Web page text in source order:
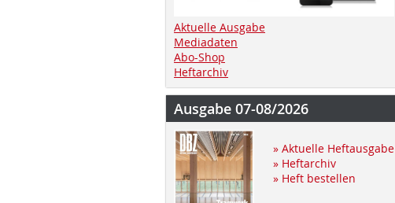
Aktuelle Ausgabe
Mediadaten
Abo-Shop
Heftarchiv
Ausgabe 07-08/2026
» Aktuelle Heftausgabe
» Heftarchiv
» Heft bestellen